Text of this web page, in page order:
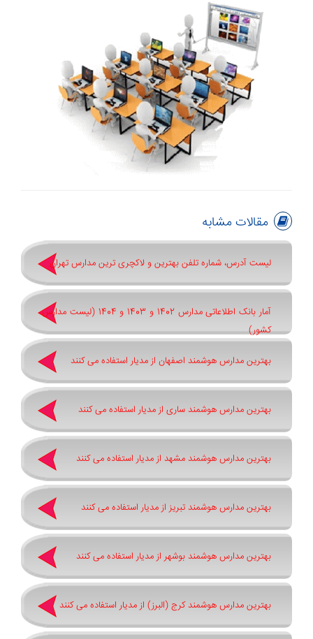
مقالات مشابه
لیست آدرس، شماره تلفن بهترین و لاکچری ترین مدارس تهران
آمار بانک اطلاعاتی مدارس 1402 و 1403 و 1404 (لیست مدارس
کشور)
بهترین مدارس هوشمند اصفهان از مدیار استفاده می کنند
بهترین مدارس هوشمند ساری از مدیار استفاده می کنند
بهترین مدارس هوشمند مشهد از مدیار استفاده می کنند
بهترین مدارس هوشمند تبریز از مدیار استفاده می کنند
بهترین مدارس هوشمند بوشهر از مدیار استفاده می کنند
بهترین مدارس هوشمند کرج (البرز) از مدیار استفاده می کنند